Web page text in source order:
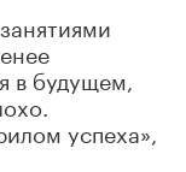
в будущем,
успеха»,